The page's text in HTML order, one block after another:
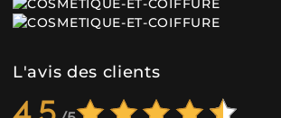
L'avis des clients